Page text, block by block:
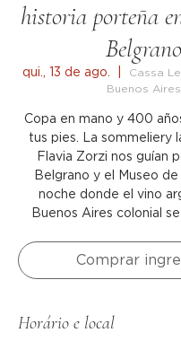
historia porteña
Belgrano
qui., 13 de ago.
Cassa
Buenos Aires
Copa en mano y 400
tus pies. La sommeliery
Flavia Zorzi nos guían
Belgrano y el Museo de
noche donde el vino
Buenos Aires colonial
Comprar
Horário e local